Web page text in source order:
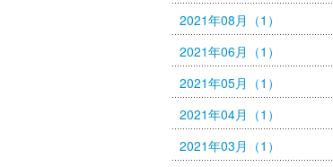
2021年08月（1）
2021年06月（1）
2021年05月（1）
2021年04月（1）
2021年03月（1）